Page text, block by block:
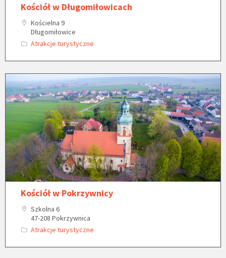
Kościół w Długomiłowicach
Kościelna 9
Długomiłowice
Atrakcje turystyczne
Kościół w Pokrzywnicy
Szkolna 6
47-208 Pokrzywnica
Atrakcje turystyczne